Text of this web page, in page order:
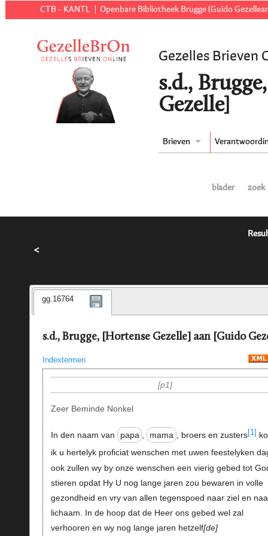
CTB - KANTL Openbare Bibliotheek Brugge (Guido
Gezelles Brieven
s.d.,
Gezelle]
Brieven
blader zoek
<
gg.16764
s.d., Brugge, [Hortense Gezelle] aan [Guido
Indextermen
p1
Zeer Beminde Nonkel
In den naam van papa , mama , broers en zusters [1]
ik u hertelyk proficiat wenschen met uwen feestelyken
ook zullen wy by onze wenschen een vierig gebed tot
stieren opdat Hy U nog lange jaren zou bewaren in volle
gezondheid en vry van allen tegenspoed naar ziel en
lichaam. In de hoop dat de Heer ons gebed wel zal
verhooren en wy nog lange jaren hetzelf de